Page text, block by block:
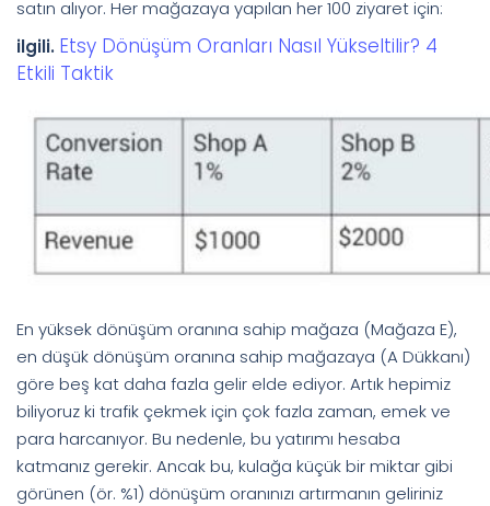
satın alıyor. Her mağazaya yapılan her 100 ziyaret için:
ilgili. Etsy Dönüşüm Oranları Nasıl Yükseltilir? 4
Etkili Taktik
En yüksek dönüşüm oranına sahip mağaza (Mağaza E),
en düşük dönüşüm oranına sahip mağazaya (A Dükkanı)
göre beş kat daha fazla gelir elde ediyor. ​Artık hepimiz
biliyoruz ki trafik çekmek için çok fazla zaman, emek ve
para harcanıyor. Bu nedenle, bu yatırımı hesaba
katmanız gerekir. Ancak bu, kulağa küçük bir miktar gibi
görünen (ör. %1) dönüşüm oranınızı artırmanın geliriniz